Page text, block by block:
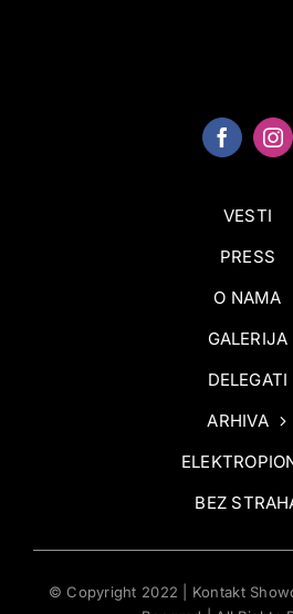
VESTI
PRESS
O NAMA
GALERIJA
DELEGATI
ARHIVA
BEZ
© Copyright 2022 | Kontakt